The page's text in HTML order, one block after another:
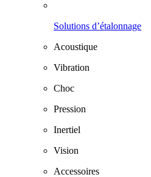
Solutions d’étalonnage
Acoustique
Vibration
Choc
Pression
Inertiel
Vision
Accessoires